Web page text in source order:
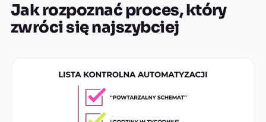
Jak rozpoznać proces, który
zwróci się najszybciej